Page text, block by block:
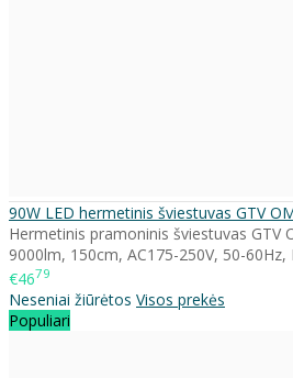
90W LED hermetinis šviestuvas GTV
Hermetinis pramoninis šviestuvas GTV
9000lm, 150cm, AC175-250V, 50-60Hz,
€4679
Neseniai žiūrėtos Visos prekės
Populiari